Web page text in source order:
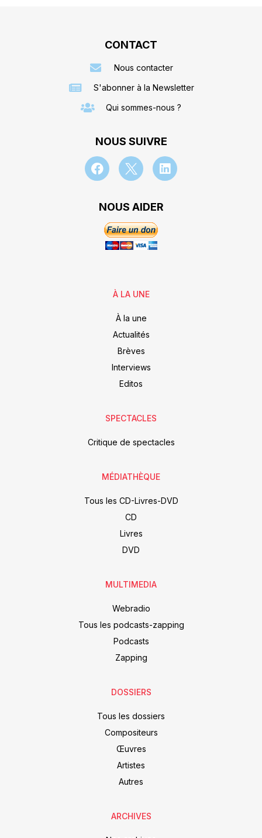
CONTACT
Nous contacter
S'abonner à la Newsletter
Qui sommes-nous ?
NOUS SUIVRE
NOUS AIDER
À LA UNE
À la une
Actualités
Brèves
Interviews
Editos
SPECTACLES
Critique de spectacles
MÉDIATHÈQUE
Tous les CD-Livres-DVD
CD
Livres
DVD
MULTIMEDIA
Webradio
Tous les podcasts-zapping
Podcasts
Zapping
DOSSIERS
Tous les dossiers
Compositeurs
Œuvres
Artistes
Autres
ARCHIVES